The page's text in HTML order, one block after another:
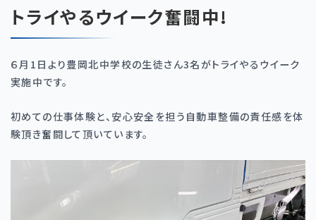
トライやるウイーク奮闘中!
６月1日より豊岡北中学校の生徒さん3名がトライやるウイーク
実施中です。
初めての仕事体験と、安心安全を担う自動車整備の責任感を体
験頂き奮闘して頂いています。